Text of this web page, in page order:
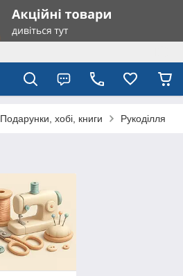
Подарунки, хобі, книги Рукоділля